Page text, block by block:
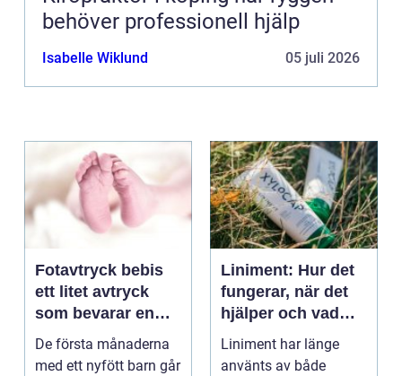
behöver professionell hjälp
Isabelle Wiklund 05 juli 2026
Fotavtryck bebis
ett litet avtryck
som bevarar en
stor stund
De första månaderna
med ett nyfött barn går
Liniment: Hur det
fungerar, när det
hjälper och vad
man bör tänka på
Liniment har länge
använts av både